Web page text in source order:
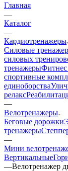
Главная
—
Каталог
—
Кардиотренажеры
Силовые
силовых
тренажерыФитнес
спортивные
единоборства
релакс
—
Велотренажеры
Беговые дорожки
тренажеры
—
Мини
Вертикальные
—Велотренажер